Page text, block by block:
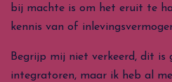
bij machte is om het eruit te
kennis van of
Begrijp mij niet verkeerd, dit is
integratoren, maar ik heb al